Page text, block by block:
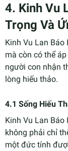
4. Kinh Vu
Trọng Và
Kinh Vu Lan
mà còn có thể
người con nhận
lòng hiếu thảo.
4.1 Sống Hiếu
Kinh Vu Lan
không phải chỉ
một đức tính